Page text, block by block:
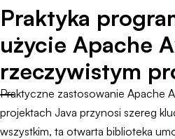
Praktyka
użycie Apache
rzeczywistym
Praktyczne zastosowanie Apache
projektach Java przynosi szereg
wszystkim, ta otwarta biblioteka